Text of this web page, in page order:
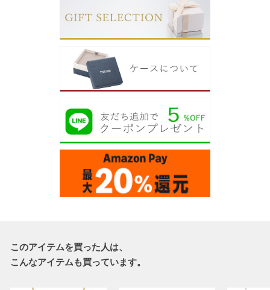
このアイテムを買った人は、
こんなアイテムも買っています。